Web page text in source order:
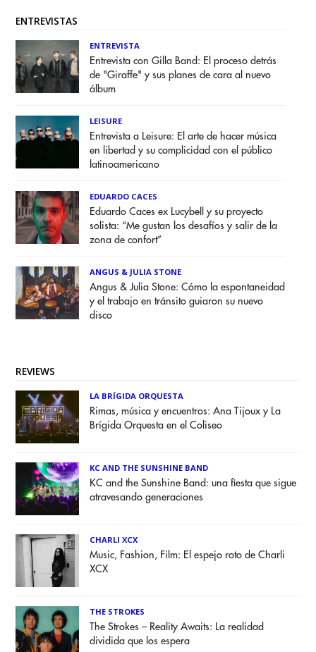
ENTREVISTAS
ENTREVISTA
Entrevista con Gilla Band: El proceso detrás
de "Giraffe" y sus planes de cara al nuevo
álbum
LEISURE
Entrevista a Leisure: El arte de hacer música
en libertad y su complicidad con el público
latinoamericano
EDUARDO CACES
Eduardo Caces ex Lucybell y su proyecto
solista: “Me gustan los desafíos y salir de la
zona de confort”
ANGUS & JULIA STONE
Angus & Julia Stone: Cómo la espontaneidad
y el trabajo en tránsito guiaron su nuevo
disco
REVIEWS
LA BRÍGIDA ORQUESTA
Rimas, música y encuentros: Ana Tijoux y La
Brígida Orquesta en el Coliseo
KC AND THE SUNSHINE BAND
KC and the Sunshine Band: una fiesta que sigue
atravesando generaciones
CHARLI XCX
Music, Fashion, Film: El espejo roto de Charli
XCX
THE STROKES
The Strokes – Reality Awaits: La realidad
dividida que los espera